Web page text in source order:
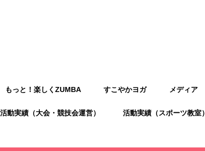
もっと！楽しくZUMBA すこやかヨガ メディア
活動実績（大会・競技会運営） 活動実績（スポーツ教室）